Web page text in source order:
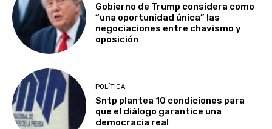
Gobierno de Trump considera como
“una oportunidad única” las
negociaciones entre chavismo y
oposición
POLÍTICA
Sntp plantea 10 condiciones para
que el diálogo garantice una
democracia real